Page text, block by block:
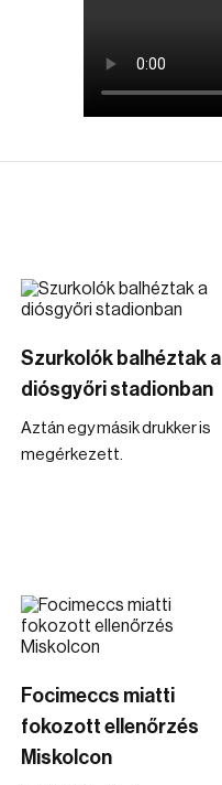
Szurkolók balhéztak a
diósgyőri stadionban
Aztán egy másik drukker is
megérkezett.
Focimeccs miatti
fokozott ellenőrzés
Miskolcon